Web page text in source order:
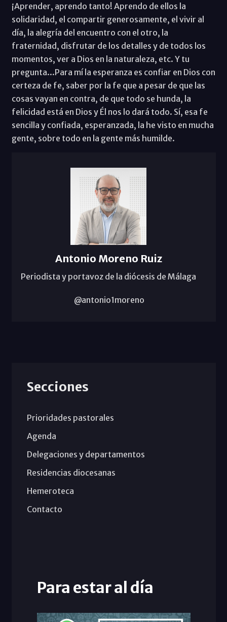
¡Aprender, aprendo tanto! Aprendo de ellos la
solidaridad, el compartir generosamente, el vivir al
día, la alegría del encuentro con el otro, la
fraternidad, disfrutar de los detalles y de todos los
momentos, ver a Dios en la naturaleza, etc. Y tu
pregunta...Para mí la esperanza es confiar en Dios con
certeza de fe, saber por la fe que a pesar de que las
cosas vayan en contra, de que todo se hunda, la
felicidad está en Dios y Él nos lo dará todo. Sí, esa fe
sencilla y confiada, esperanzada, la he visto en mucha
gente, sobre todo en la gente más humilde.
Antonio Moreno Ruiz
Periodista y portavoz de la diócesis de Málaga
@antonio1moreno
Secciones
Prioridades pastorales
Agenda
Delegaciones y departamentos
Residencias diocesanas
Hemeroteca
Contacto
Para estar al día